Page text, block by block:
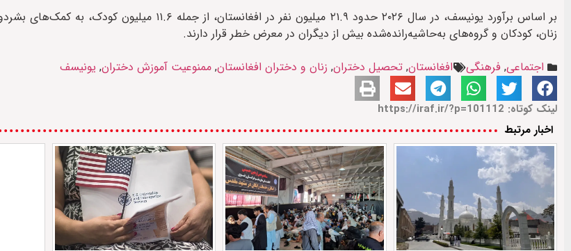
بر اساس برآورد یونیسف، در سال ۲۰۲۶ حدود ۲۱.۹ میلیون نفر در افغانستان، از
زنان، کودکان و گروه‌های به‌حاشیه‌رانده‌شده بیش از دیگران در معرض خطر قرار دارند.
اجتماعی, فرهنگی افغانستان, تحصیل دختران, زنان و دختران افغانستان, ممنوعیت آموزش دختران, یونیسف
لینک کوتاه: https://iraf.ir/?p=101112
اخبار مرتبط